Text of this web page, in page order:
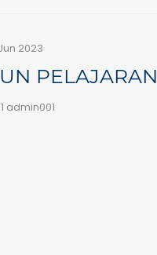
2023
admin001